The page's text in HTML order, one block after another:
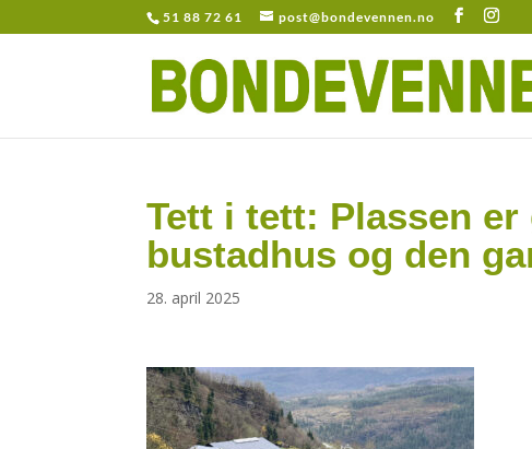
51 88 72 61 post@bondevennen.no
Tett i tett: Plassen
bustadhus og den
28. april 2025